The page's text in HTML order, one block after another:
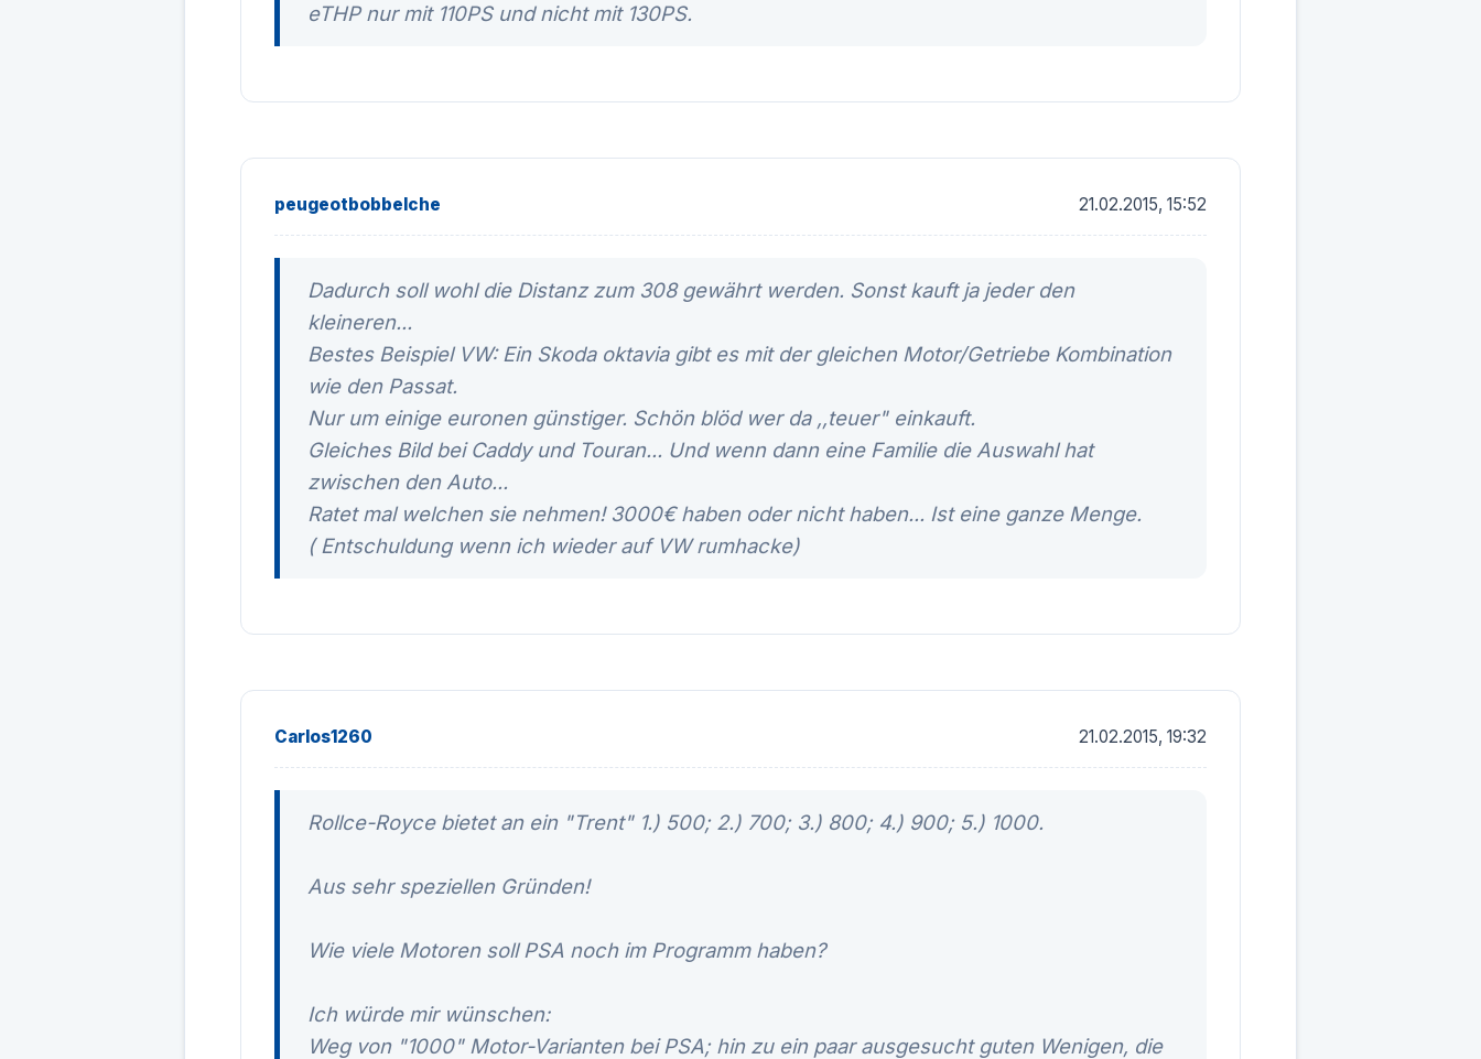
eTHP nur mit 110PS und nicht mit 130PS.
peugeotbobbelche 21.02.2015, 15:52
Dadurch soll wohl die Distanz zum 308 gewährt werden. Sonst kauft ja jeder den
kleineren...
Bestes Beispiel VW: Ein Skoda oktavia gibt es mit der gleichen Motor/Getriebe Kombination
wie den Passat.
Nur um einige euronen günstiger. Schön blöd wer da ,,teuer" einkauft.
Gleiches Bild bei Caddy und Touran... Und wenn dann eine Familie die Auswahl hat
zwischen den Auto...
Ratet mal welchen sie nehmen! 3000€ haben oder nicht haben... Ist eine ganze Menge.
( Entschuldung wenn ich wieder auf VW rumhacke)
Carlos1260 21.02.2015, 19:32
Rollce-Royce bietet an ein "Trent" 1.) 500; 2.) 700; 3.) 800; 4.) 900; 5.) 1000.
Aus sehr speziellen Gründen!
Wie viele Motoren soll PSA noch im Programm haben?
Ich würde mir wünschen:
Weg von "1000" Motor-Varianten bei PSA; hin zu ein paar ausgesucht guten Wenigen, die